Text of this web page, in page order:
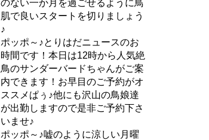
のない一か月を過ごせるように鳥
肌で良いスタートを切りましょう
♪
ポッポ～♪とりはだニュースのお
時間です！本日は12時から人気絶
鳥のサンダーバードちゃんがご案
内できます！お早目のご予約がオ
ススメぱぅ♪他にも沢山の鳥娘達
が出勤しますので是非ご予約下さ
いませ♪
ポッポ～♪嘘のように涼しい月曜